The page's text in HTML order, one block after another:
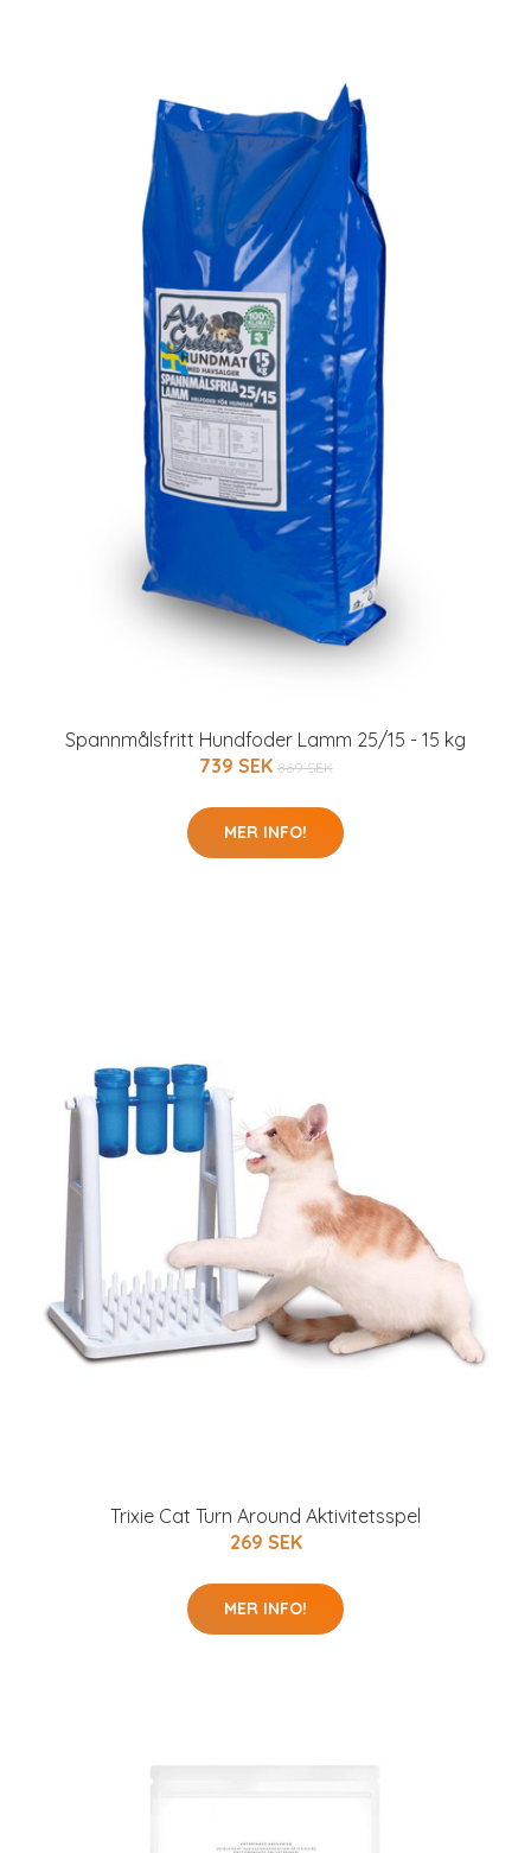
Spannmålsfritt Hundfoder Lamm 25/15 - 15 kg
739 SEK 869 SEK
MER INFO!
Trixie Cat Turn Around Aktivitetsspel
269 SEK
MER INFO!